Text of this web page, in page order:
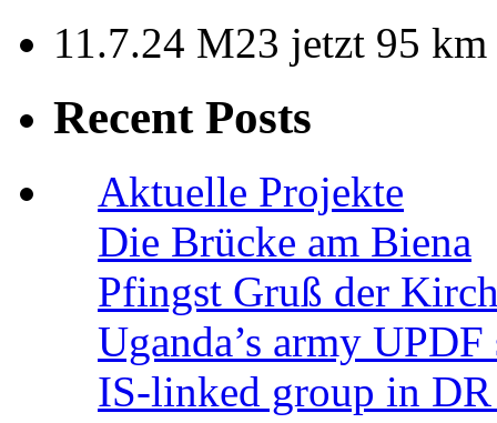
11.7.24 M23 jetzt 95
Recent Posts
Aktuelle Projekte
Die Brücke am Biena
Pfingst Gruß der
Uganda’s army
IS-linked group in